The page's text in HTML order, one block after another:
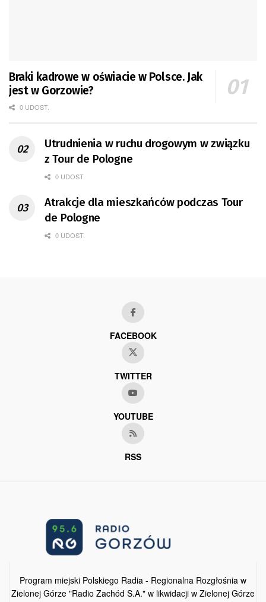
Braki kadrowe w oświacie w Polsce. Jak
jest w Gorzowie?
0 UDOST.
Utrudnienia w ruchu drogowym w związku
z Tour de Pologne
0 UDOST.
Atrakcje dla mieszkańców podczas Tour
de Pologne
0 UDOST.
FACEBOOK
TWITTER
YOUTUBE
RSS
Program miejski Polskiego Radia - Regionalna Rozgłośnia w
Zielonej Górze "Radio Zachód S.A." w likwidacji w Zielonej Górze